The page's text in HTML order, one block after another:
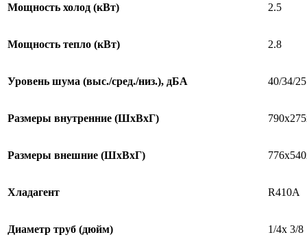
Мощность холод (кВт) 2.5
Мощность тепло (кВт) 2.8
Уровень шума (выс./сред./низ.), дБА 40/34/25
Размеры внутренние (ШхВхГ)
Размеры внешние (ШхВхГ)
Хладагент R410A
Диаметр труб (дюйм) 1/4x 3/8